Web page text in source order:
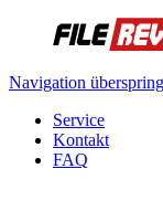
Navigation
Service
Kontakt
FAQ